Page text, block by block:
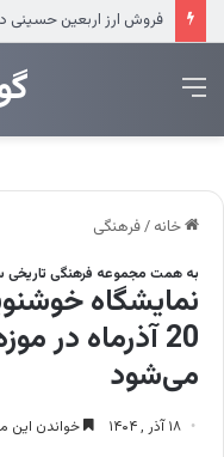
منو
خانه /فرهنگی
به همت مجموعه فرهنگی تاریخی
نمایشگاه
20 آذرماه در
می‌شود
۱۸ آذر , ۱۴۰۴ خواندن این مطلب 1 دقیقه